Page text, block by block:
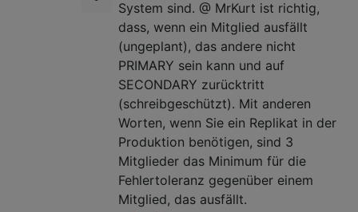
System sind. @ MrKurt ist richtig,
dass, wenn ein Mitglied ausfällt
(ungeplant), das andere nicht
PRIMARY sein kann und auf
SECONDARY zurücktritt
(schreibgeschützt). Mit anderen
Worten, wenn Sie ein Replikat in der
Produktion benötigen, sind 3
Mitglieder das Minimum für die
Fehlertoleranz gegenüber einem
Mitglied, das ausfällt.